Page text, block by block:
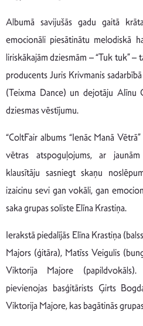
Albumā savijušās gadu gaitā
emocionāli piesātinātu melodiskā
liriskākajām dziesmām – “Tuk tuk”
producents Juris Krivmanis
(Teixma Dance) un dejotāju Alīnu
dziesmas vēstījumu.
“ColtFair albums “Ienāc Manā
vētras atspoguļojums, ar
klausītāju sasniegt skaņu
izaicinu sevi gan vokāli, gan
saka grupas soliste Elīna Krastiņa.
Ierakstā piedalījās Elīna Krastiņa
Majors (ģitāra), Matīss Veigulis
Viktorija Majore
pievienojas basģitārists Ģirts
Viktorija Majore, kas bagātinās